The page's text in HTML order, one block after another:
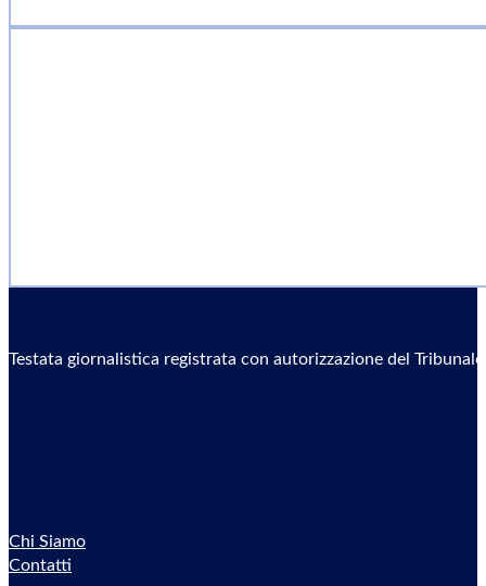
Testata giornalistica registrata con autorizzazione del
Chi Siamo
Contatti